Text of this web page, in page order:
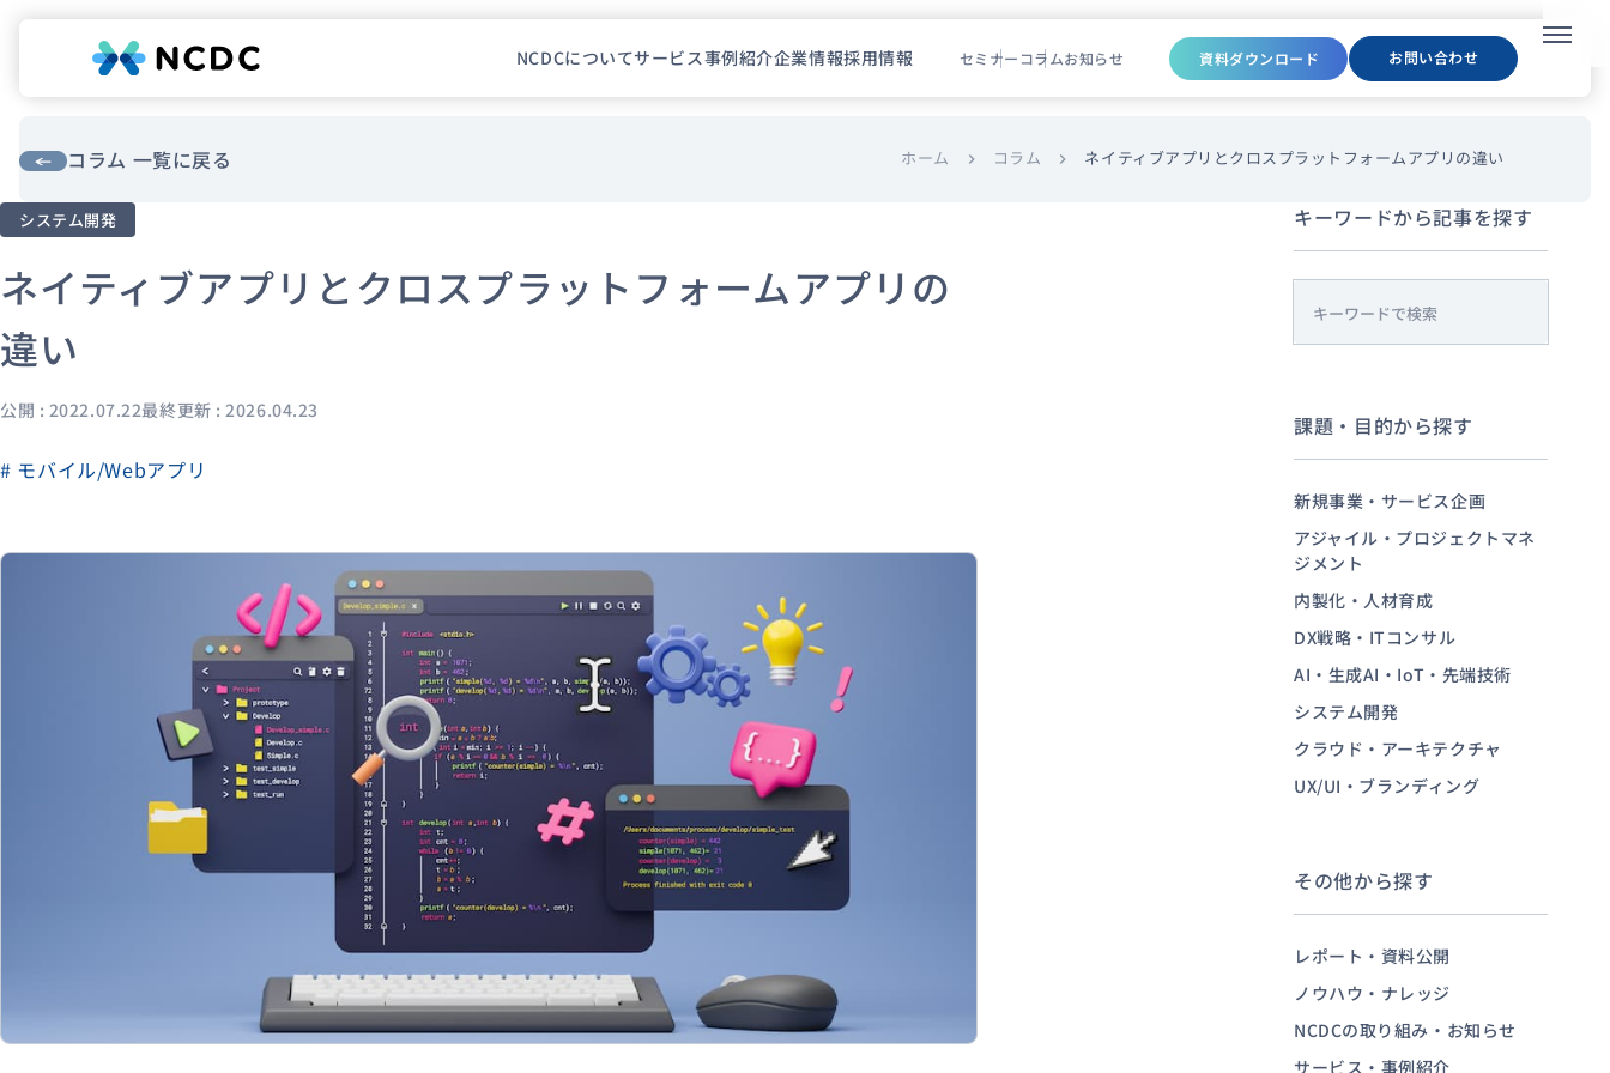
メニュ
サービス
企業情報
事例紹介
セミナーコラムお知らせ
お役立ち情報（PJ Insight）
資料ダウンロード
NCDCについてサービス事例紹介企業情報採用情報 セミナー コラムお知らせ 資料ダウンロード お問い合わせ
コラム 一覧に戻る ホーム chevron_right コラム chevron_right ネイティブアプリとクロスプラットフォームアプリの違い
システム開発
ネイティブアプリとクロスプラットフォームアプリの
違い
公開 : 2022.07.22最終更新 : 2026.04.23
# モバイル/Webアプリ
キーワードから記事を探す
e
h
課題・目的から探す
新規事業・サービス企画
アジャイル・プロジェクトマネ
ジメント
内製化・人材育成
DX戦略・ITコンサル
AI・生成AI・IoT・先端技術
システム開発
クラウド・アーキテクチャ
UX/UI・ブランディング
その他から探す
レポート・資料公開
ノウハウ・ナレッジ
NCDCの取り組み・お知らせ
サービス・事例紹介